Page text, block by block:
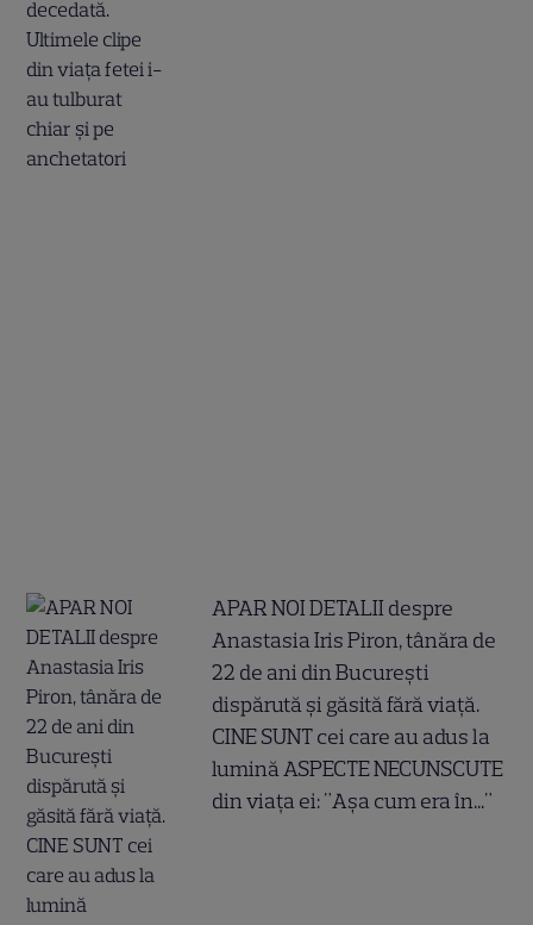
APAR NOI DETALII despre
Anastasia Iris Piron, tânăra de
22 de ani din București
dispărută și găsită fără viață.
CINE SUNT cei care au adus la
lumină ASPECTE NECUNSCUTE
din viața ei: "Așa cum era în..."